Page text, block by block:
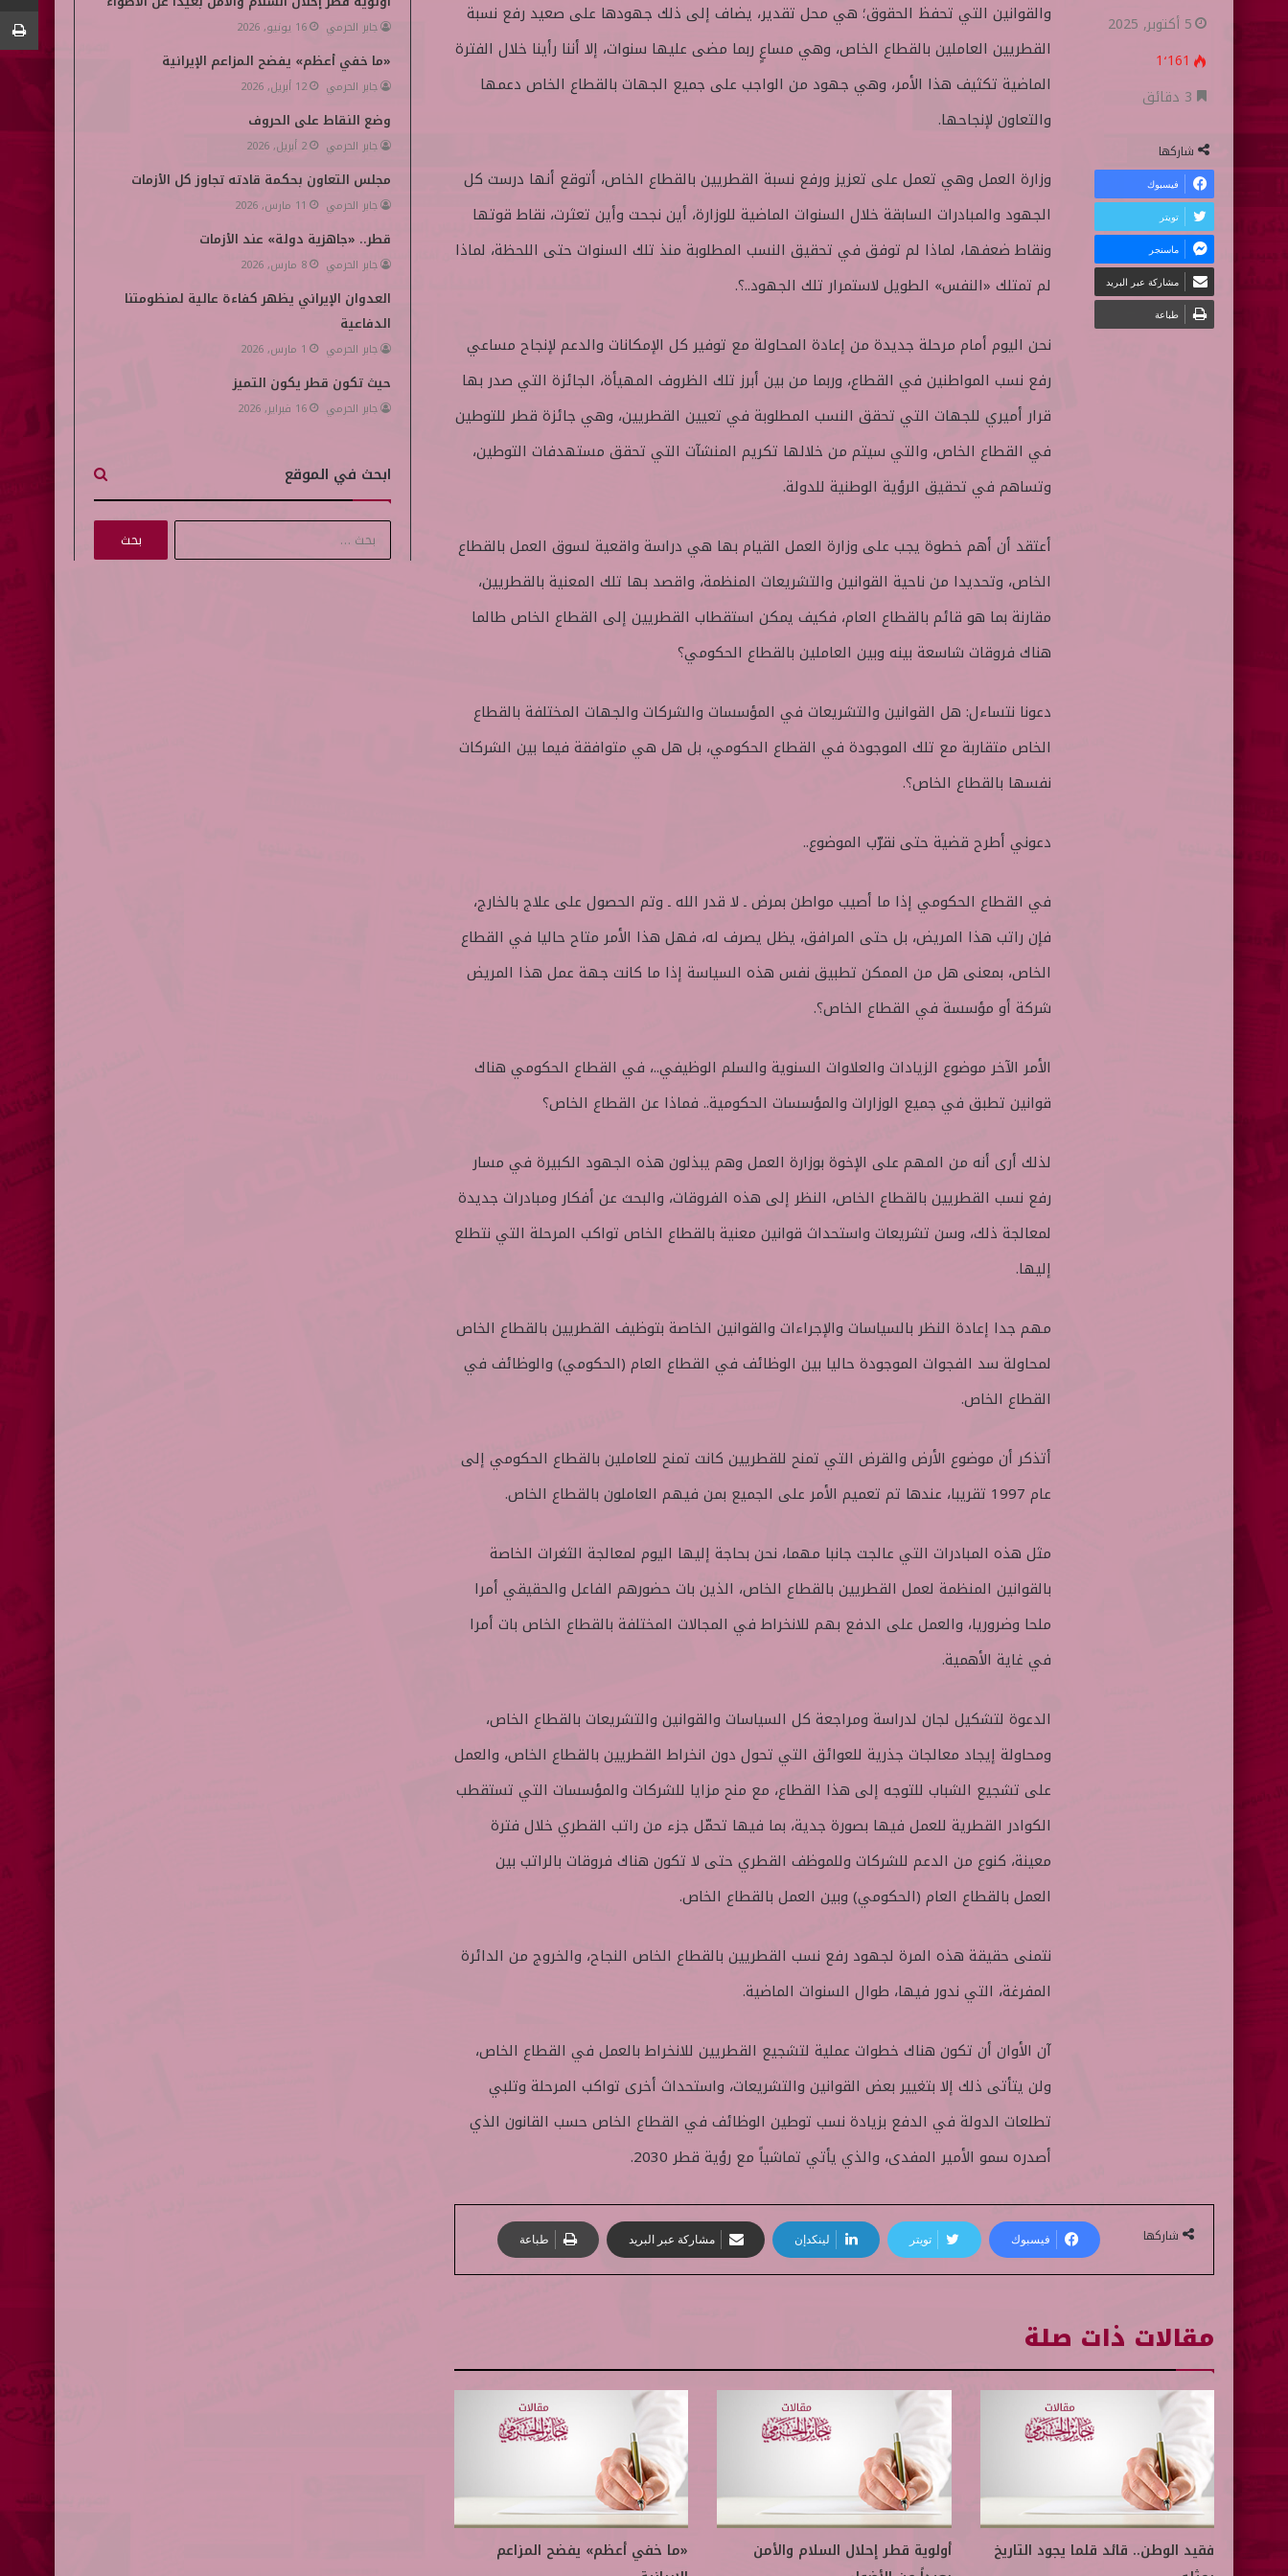
والقوانين التي تحفظ الحقوق؛ هي محل تقدير، يضاف إلى ذلك جهودها على صعيد رفع نسبة
القطريين العاملين بالقطاع الخاص، وهي مساعٍ ربما مضى عليها سنوات، إلا أننا رأينا خلال الفترة
الماضية تكثيف هذا الأمر، وهي جهود من الواجب على جميع الجهات بالقطاع الخاص دعمها
والتعاون لإنجاحها.
وزارة العمل وهي تعمل على تعزيز ورفع نسبة القطريين بالقطاع الخاص، أتوقع أنها درست كل
الجهود والمبادرات السابقة خلال السنوات الماضية للوزارة، أين نجحت وأين تعثرت، نقاط قوتها
ونقاط ضعفها، لماذا لم توفق في تحقيق النسب المطلوبة منذ تلك السنوات حتى اللحظة، لماذا
لم تمتلك «النفس» الطويل لاستمرار تلك الجهود..؟.
نحن اليوم أمام مرحلة جديدة من إعادة المحاولة مع توفير كل الإمكانات والدعم لإنجاح مساعي
رفع نسب المواطنين في القطاع، وربما من بين أبرز تلك الظروف المهيأة، الجائزة التي صدر بها
قرار أميري للجهات التي تحقق النسب المطلوبة في تعيين القطريين، وهي جائزة قطر للتوطين
في القطاع الخاص، والتي سيتم من خلالها تكريم المنشآت التي تحقق مستهدفات التوطين،
وتساهم في تحقيق الرؤية الوطنية للدولة.
أعتقد أن أهم خطوة يجب على وزارة العمل القيام بها هي دراسة واقعية لسوق العمل بالقطاع
الخاص، وتحديدا من ناحية القوانين والتشريعات المنظمة، واقصد بها تلك المعنية بالقطريين،
مقارنة بما هو قائم بالقطاع العام، فكيف يمكن استقطاب القطريين إلى القطاع الخاص طالما
هناك فروقات شاسعة بينه وبين العاملين بالقطاع الحكومي؟
دعونا نتساءل: هل القوانين والتشريعات في المؤسسات والشركات والجهات المختلفة بالقطاع
الخاص متقاربة مع تلك الموجودة في القطاع الحكومي، بل هل هي متوافقة فيما بين الشركات
نفسها بالقطاع الخاص؟.
دعوني أطرح قضية حتى نقرّب الموضوع..
في القطاع الحكومي إذا ما أصيب مواطن بمرض ـ لا قدر الله ـ وتم الحصول على علاج بالخارج،
فإن راتب هذا المريض، بل حتى المرافق، يظل يصرف له، فهل هذا الأمر متاح حاليا في القطاع
الخاص، بمعنى هل من الممكن تطبيق نفس هذه السياسة إذا ما كانت جهة عمل هذا المريض
شركة أو مؤسسة في القطاع الخاص؟.
الأمر الآخر موضوع الزيادات والعلاوات السنوية والسلم الوظيفي..، في القطاع الحكومي هناك
قوانين تطبق في جميع الوزارات والمؤسسات الحكومية.. فماذا عن القطاع الخاص؟
لذلك أرى أنه من المهم على الإخوة بوزارة العمل وهم يبذلون هذه الجهود الكبيرة في مسار
رفع نسب القطريين بالقطاع الخاص، النظر إلى هذه الفروقات، والبحث عن أفكار ومبادرات جديدة
لمعالجة ذلك، وسن تشريعات واستحداث قوانين معنية بالقطاع الخاص تواكب المرحلة التي نتطلع
إليها.
مهم جدا إعادة النظر بالسياسات والإجراءات والقوانين الخاصة بتوظيف القطريين بالقطاع الخاص
لمحاولة سد الفجوات الموجودة حاليا بين الوظائف في القطاع العام (الحكومي) والوظائف في
القطاع الخاص.
أتذكر أن موضوع الأرض والقرض التي تمنح للقطريين كانت تمنح للعاملين بالقطاع الحكومي إلى
عام 1997 تقريبا، عندها تم تعميم الأمر على الجميع بمن فيهم العاملون بالقطاع الخاص.
مثل هذه المبادرات التي عالجت جانبا مهما، نحن بحاجة إليها اليوم لمعالجة الثغرات الخاصة
بالقوانين المنظمة لعمل القطريين بالقطاع الخاص، الذين بات حضورهم الفاعل والحقيقي أمرا
ملحا وضروريا، والعمل على الدفع بهم للانخراط في المجالات المختلفة بالقطاع الخاص بات أمرا
في غاية الأهمية.
الدعوة لتشكيل لجان لدراسة ومراجعة كل السياسات والقوانين والتشريعات بالقطاع الخاص،
ومحاولة إيجاد معالجات جذرية للعوائق التي تحول دون انخراط القطريين بالقطاع الخاص، والعمل
على تشجيع الشباب للتوجه إلى هذا القطاع، مع منح مزايا للشركات والمؤسسات التي تستقطب
الكوادر القطرية للعمل فيها بصورة جدية، بما فيها تحمّل جزء من راتب القطري خلال فترة
معينة، كنوع من الدعم للشركات وللموظف القطري حتى لا تكون هناك فروقات بالراتب بين
العمل بالقطاع العام (الحكومي) وبين العمل بالقطاع الخاص.
نتمنى حقيقة هذه المرة لجهود رفع نسب القطريين بالقطاع الخاص النجاح، والخروج من الدائرة
المفرغة، التي ندور فيها، طوال السنوات الماضية.
آن الأوان أن تكون هناك خطوات عملية لتشجيع القطريين للانخراط بالعمل في القطاع الخاص،
ولن يتأتى ذلك إلا بتغيير بعض القوانين والتشريعات، واستحداث أخرى تواكب المرحلة وتلبي
تطلعات الدولة في الدفع بزيادة نسب توطين الوظائف في القطاع الخاص حسب القانون الذي
أصدره سمو الأمير المفدى، والذي يأتي تماشياً مع رؤية قطر 2030.
ت
و
ي
ر
د
ا
إ
ل
ر
5 أكتوبر, 2025
1٬161
شاركها
فيسبوك
تويتر
ماسنجر
مشاركة عبر البريد
طباعة
شاركها فيسبوك تويتر لينكدإن مشاركة عبر البريد طباعة
مقالات ذات صلة
فقيد الوطن.. قائد قلما يجود التاريخ
أولوية قطر إحلال السلام والأمن
«ما خفي أعظم» يفضح المزاعم
جابر الحرمي 16 يونيو, 2026
«ما خفي أعظم» يفضح المزاعم الإيرانية
جابر الحرمي 12 أبريل, 2026
وضع النقاط على الحروف
جابر الحرمي 2 أبريل, 2026
مجلس التعاون بحكمة قادته تجاوز كل الأزمات
جابر الحرمي 11 مارس, 2026
قطر.. «جاهزية دولة» عند الأزمات
جابر الحرمي 8 مارس, 2026
العدوان الإيراني يظهر كفاءة عالية لمنظومتنا
الدفاعية
جابر الحرمي 1 مارس, 2026
حيث تكون قطر يكون التميز
جابر الحرمي 16 فبراير, 2026
ابحث في الموقع